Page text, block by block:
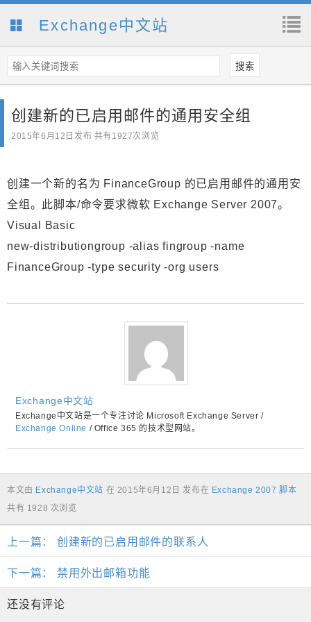
Exchange中文站
创建新的已启用邮件的通用安全组
2015年6月12日 发布 共有1927次浏览
创建一个新的名为 FinanceGroup 的已启用邮件的通用安
全组。此脚本/命令要求微软 Exchange Server 2007。
Visual Basic
new-distributiongroup -alias fingroup -name
FinanceGroup -type security -org users
Exchange中文站
Exchange中文站是一个专注讨论 Microsoft Exchange Server /
Exchange Online / Office 365 的技术型网站。
本文由 Exchange中文站 在 2015年6月12日 发布在 Exchange 2007 脚本
共有 1928 次浏览
上一篇： 创建新的已启用邮件的联系人
下一篇： 禁用外出邮箱功能
还没有评论